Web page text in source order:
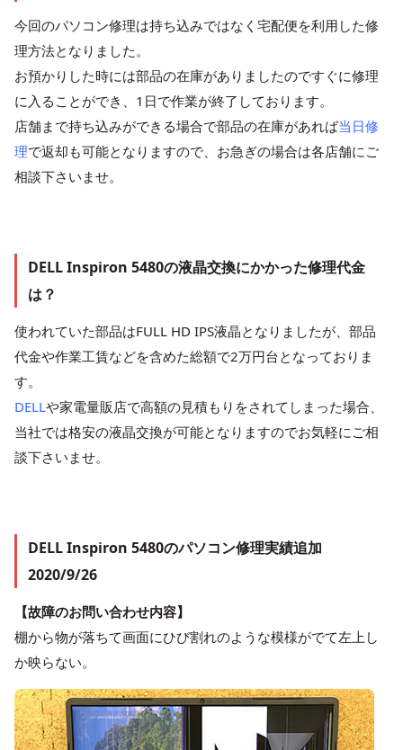
今回のパソコン修理は持ち込みではなく宅配便を利用した修
理方法となりました。
お預かりした時には部品の在庫がありましたのですぐに修理
に入ることができ、1日で作業が終了しております。
店舗まで持ち込みができる場合で部品の在庫があれば当日修
理で返却も可能となりますので、お急ぎの場合は各店舗にご
相談下さいませ。
DELL Inspiron 5480の液晶交換にかかった修理代金
は？
使われていた部品はFULL HD IPS液晶となりましたが、部品
代金や作業工賃などを含めた総額で2万円台となっておりま
す。
DELLや家電量販店で高額の見積もりをされてしまった場合、
当社では格安の液晶交換が可能となりますのでお気軽にご相
談下さいませ。
DELL Inspiron 5480のパソコン修理実績追加
2020/9/26
【故障のお問い合わせ内容】
棚から物が落ちて画面にひび割れのような模様がでて左上し
か映らない。